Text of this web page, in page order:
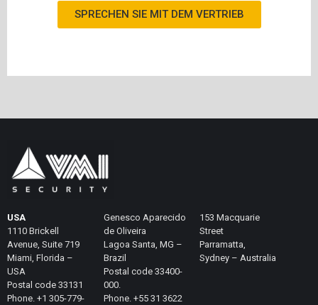
SPRECHEN SIE MIT DEM VERTRIEB
USA
1110 Brickell
Avenue, Suite 719
Miami, Florida –
USA
Postal code 33131
Phone. +1 305-779-
Genesco Aparecido
de Oliveira
Lagoa Santa, MG –
Brazil
Postal code 33400-
000.
Phone. +55 31 3622
153 Macquarie
Street
Parramatta,
Sydney – Australia